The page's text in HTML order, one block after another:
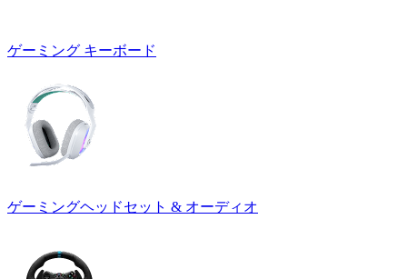
ゲーミング キーボード
ゲーミングヘッドセット & オーディオ